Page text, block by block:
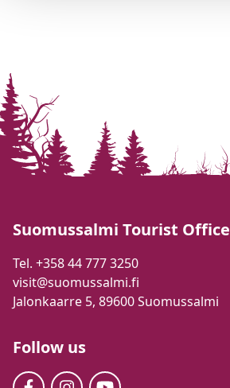
Suomussalmi Tourist Office
Tel. +358 44 777 3250
visit@suomussalmi.fi
Jalonkaarre 5, 89600 Suomussalmi
Follow us